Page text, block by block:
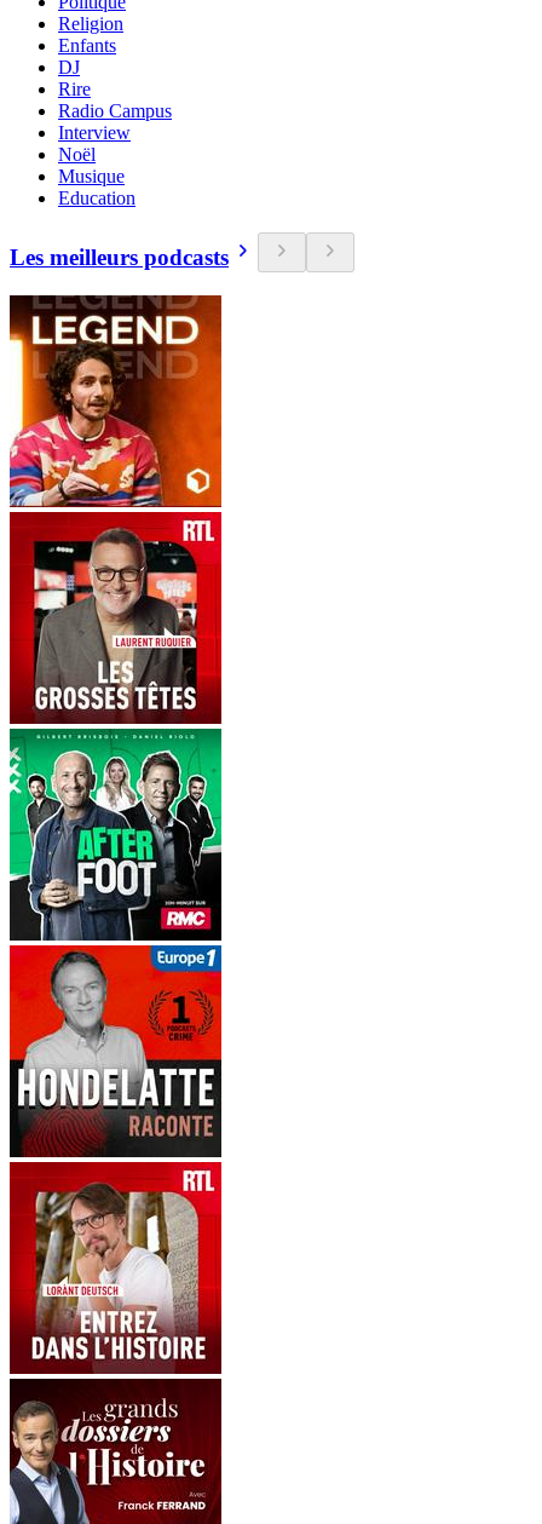
Religion
Enfants
DJ
Rire
Radio Campus
Interview
Noël
Musique
Education
Les meilleurs podcasts